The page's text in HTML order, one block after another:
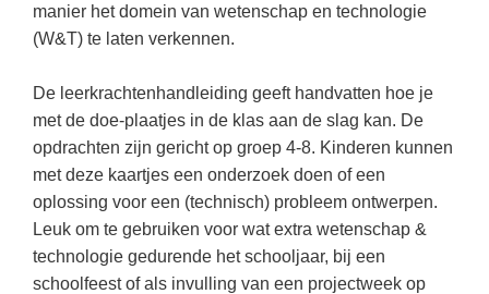
April 2026
Rotterdam (42)
Almere(23)
Dordrecht
Zoetermeer(13)
Eindhoven(13)
Geschiedenis
Klassieke Talen
Letterkunde
Levensbeschouwing
Maatschappijleer
Taalzee: adaptief oefenen en toetsen
Lesmateriaal gebaseerd op
(hersen)onderzoek
Meesterbaan onderwijsvacatures
LEERMETHODEN
Biologie
manier het domein van wetenschap en technologie
(W&T) te laten verkennen.
De leerkrachtenhandleiding geeft handvatten hoe je
met de doe-plaatjes in de klas aan de slag kan. De
opdrachten zijn gericht op groep 4-8. Kinderen kunnen
met deze kaartjes een onderzoek doen of een
oplossing voor een (technisch) probleem ontwerpen.
Leuk om te gebruiken voor wat extra wetenschap &
technologie gedurende het schooljaar, bij een
schoolfeest of als invulling van een projectweek op